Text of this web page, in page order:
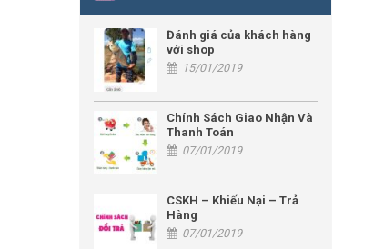
Đánh giá của khách hàng
với shop
15/01/2019
Chính Sách Giao Nhận Và
Thanh Toán
07/01/2019
CSKH – Khiếu Nại – Trả
Hàng
07/01/2019